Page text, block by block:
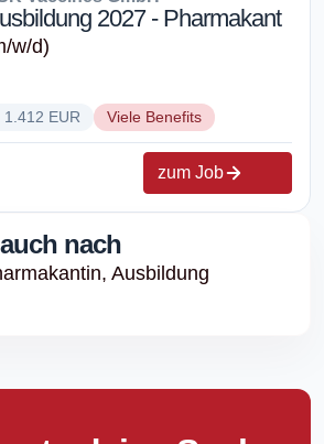
2027 - Pharmakant
w/d)
1.412 EUR Viele Benefits
zum Job
nach
Ausbildung